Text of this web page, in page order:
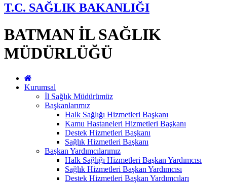
T.C. SAĞLIK BAKANLIĞI
BATMAN İL SAĞLIK
MÜDÜRLÜĞÜ
Kurumsal
İl Sağlık Müdürümüz
Başkanlarımız
Halk Sağlığı Hizmetleri Başkanı
Kamu Hastaneleri Hizmetleri Başkanı
Destek Hizmetleri Başkanı
Sağlık Hizmetleri Başkanı
Başkan Yardımcılarımız
Halk Sağlığı Hizmetleri Başkan Yardımcısı
Sağlık Hizmetleri Başkan Yardımcısı
Destek Hizmetleri Başkan Yardımcıları